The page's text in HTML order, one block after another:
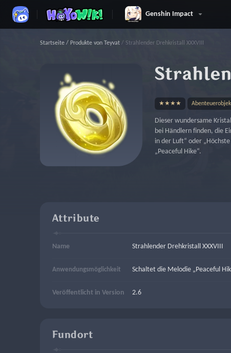
Genshin Impact
Startseite / Produkte von Teyvat / Strahlender Drehkristall XXXVIII
★★★★
Dieser wundersame
bei Händlern finden, die
in der Luft“ oder
„Peaceful Hike“.
Attribute
Name Strahlender Drehkristall XXXVIII
Anwendungsmöglichkeit Schaltet die Melodie „Peaceful
Veröffentlicht in Version 2.6
Fundort